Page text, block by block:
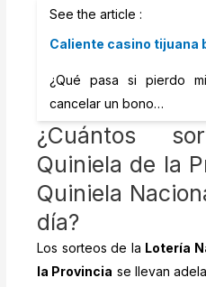
See the article :
Caliente casino tijuana
¿Qué pasa si pierdo
cancelar un bono…
¿Cuántos
Quiniela de la
Quiniela
día?
Los sorteos de la Lotería
la Provincia se llevan